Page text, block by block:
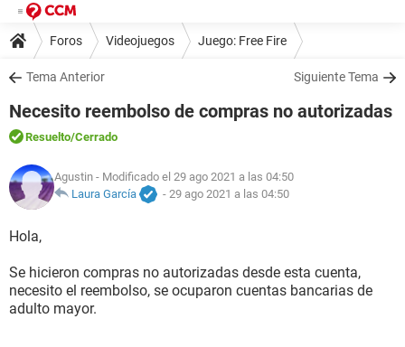
Foros Videojuegos Juego: Free Fire
Tema Anterior Siguiente Tema
Necesito reembolso de compras no autorizadas
Resuelto/Cerrado
Agustin - Modificado el 29 ago 2021 a las 04:50
Laura García
- 29 ago 2021 a las 04:50
Hola,
Se hicieron compras no autorizadas desde esta cuenta,
necesito el reembolso, se ocuparon cuentas bancarias de
adulto mayor.